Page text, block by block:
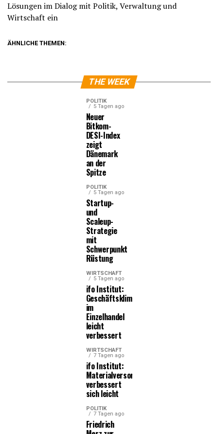
Lösungen im Dialog mit Politik, Verwaltung und
Wirtschaft ein
ÄHNLICHE THEMEN:
THE WEEK
POLITIK
5 Tagen ago
Neuer
Bitkom-
DESI-Index
zeigt
Dänemark
an der
Spitze
POLITIK
5 Tagen ago
Startup-
und
Scaleup-
Strategie
mit
Schwerpunkt
Rüstung
WIRTSCHAFT
5 Tagen ago
ifo Institut:
Geschäftsklima
im
Einzelhandel
leicht
verbessert
WIRTSCHAFT
7 Tagen ago
ifo Institut:
Materialversorgung
verbessert
sich leicht
POLITIK
7 Tagen ago
Friedrich